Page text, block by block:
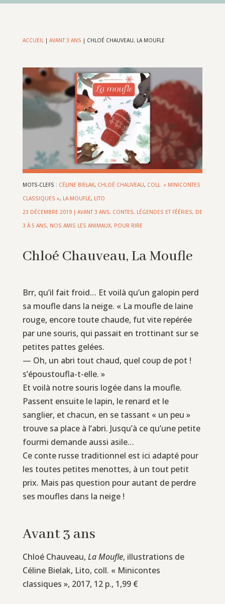
ACCUEIL| AVANT 3 ANS | CHLOÉ CHAUVEAU, LA MOUFLE
MOTS-CLEFS : CÉLINE BIELAK, CHLOÉ CHAUVEAU, COLL. « MINICONTES
CLASSIQUES », LA MOUFLE, LITO
23 DÉCEMBRE 2019| AVANT 3 ANS, CONTES, LÉGENDES ET FÉÉRIES, DE
3 À 5 ANS, NOS AMIS LES ANIMAUX, POUR RIRE
Chloé Chauveau, La Moufle
Brr, qu’il fait froid… Et voilà qu’un galopin perd
sa moufle dans la neige. « La moufle de laine
rouge, encore toute chaude, fut vite repérée
par une souris, qui passait en trottinant sur se
petites pattes gelées.
— Oh, un abri tout chaud, quel coup de pot !
s’époustoufla-t-elle. »
Et voilà notre souris logée dans la moufle.
Passent ensuite le lapin, le renard et le
sanglier, et chacun, en se tassant « un peu »
trouve sa place à l’abri. Jusqu’à ce qu’une petite
fourmi demande aussi asile…
Ce conte russe traditionnel est ici adapté pour
les toutes petites menottes, à un tout petit
prix. Mais pas question pour autant de perdre
ses moufles dans la neige !
Avant 3 ans
Chloé Chauveau, La Moufle, illustrations de
Céline Bielak, Lito, coll. « Minicontes
classiques », 2017, 12 p., 1,99 €